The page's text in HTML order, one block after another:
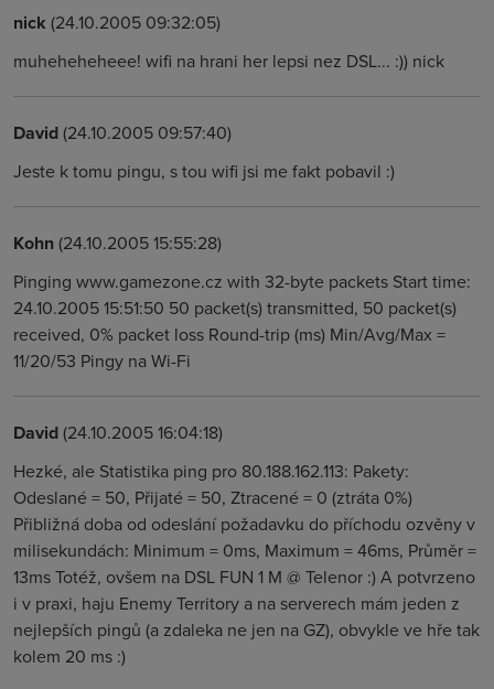
nick (24.10.2005 09:32:05)
muheheheheee! wifi na hrani her lepsi nez DSL... :)) nick
David(24.10.2005 09:57:40)
Jeste k tomu pingu, s tou wifi jsi me fakt pobavil :)
Kohn(24.10.2005 15:55:28)
Pinging www.gamezone.cz with 32-byte packets Start time:
24.10.2005 15:51:50 50 packet(s) transmitted, 50 packet(s)
received, 0% packet loss Round-trip (ms) Min/Avg/Max =
11/20/53 Pingy na Wi-Fi
David(24.10.2005 16:04:18)
Hezké, ale Statistika ping pro 80.188.162.113: Pakety:
Odeslané = 50, Přijaté = 50, Ztracené = 0 (ztráta 0%)
Přibližná doba od odeslání požadavku do příchodu ozvěny v
milisekundách: Minimum = 0ms, Maximum = 46ms, Průměr =
13ms Totéž, ovšem na DSL FUN 1 M @ Telenor :) A potvrzeno
i v praxi, haju Enemy Territory a na serverech mám jeden z
nejlepších pingů (a zdaleka ne jen na GZ), obvykle ve hře tak
kolem 20 ms :)